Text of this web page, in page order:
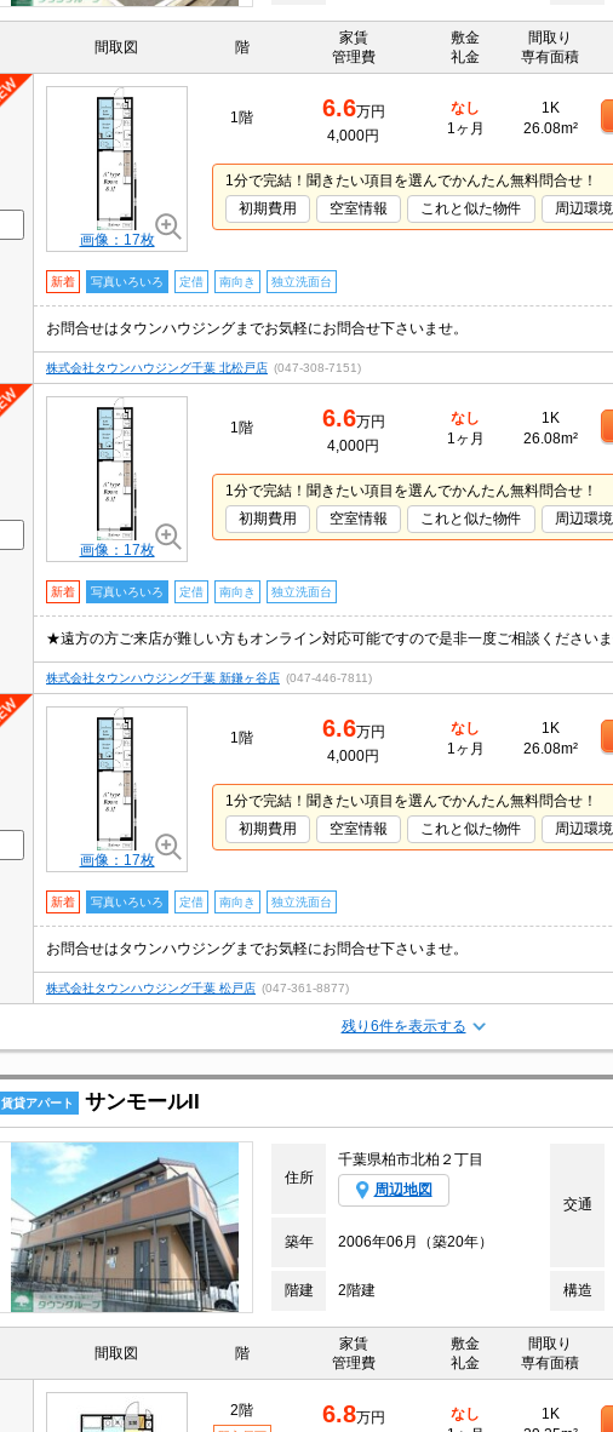
間取図 階
家賃
管理費
敷金
礼金
間取り
専有面積
画像：17枚
1階 6.6万円
4,000円
なし
1ヶ月
1K
26.08m²
1分で完結！聞きたい項目を選んでかんたん無料問合せ！
初期費用
空室情報 これと似た物件 周辺環境
新着 写真いろいろ 定借 南向き 独立洗面台
お問合せはタウンハウジングまでお気軽にお問合せ下さいませ。
株式会社タウンハウジング千葉 北松戸店 (047-308-7151)
画像：17枚
1階 6.6万円
4,000円
なし
1ヶ月
1K
26.08m²
1分で完結！聞きたい項目を選んでかんたん無料問合せ！
初期費用
空室情報 これと似た物件 周辺環境
新着 写真いろいろ 定借 南向き 独立洗面台
株式会社タウンハウジング千葉 新鎌ヶ谷店 (047-446-7811)
画像：17枚
1階 6.6万円
4,000円
なし
1ヶ月
1K
26.08m²
1分で完結！聞きたい項目を選んでかんたん無料問合せ！
初期費用
空室情報 これと似た物件 周辺環境
新着 写真いろいろ 定借 南向き 独立洗面台
お問合せはタウンハウジングまでお気軽にお問合せ下さいませ。
株式会社タウンハウジング千葉 松戸店 (047-361-8877)
残り6件を表示する
賃貸アパート サンモールII
住所
千葉県柏市北柏２丁目
周辺地図
交通
築年 2006年06月（築20年）
階建 2階建 構造
間取図 階
家賃
管理費
敷金
礼金
間取り
専有面積
2階 6.8万円
なし
1K